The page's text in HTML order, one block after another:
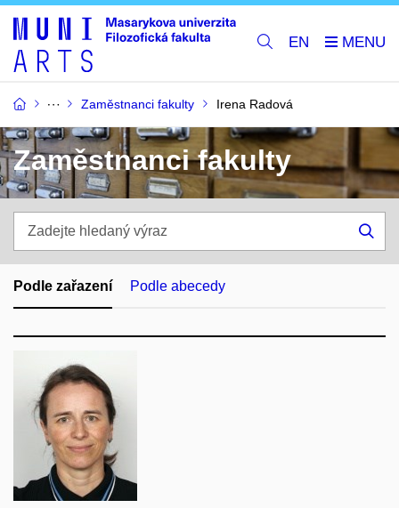
EN
Zaměstnanci fakulty Irena Radová
Zaměstnanci fakulty
hledaný
výraz
Podle zařazení Podle abecedy